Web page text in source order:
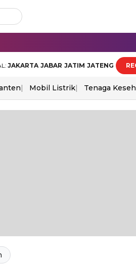
JAKARTA JABAR JATIM JATENG
Mobil Listrik Tenaga